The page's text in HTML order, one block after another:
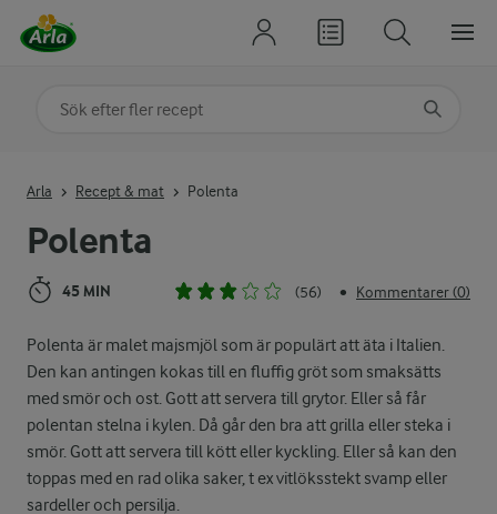
Polenta
45 MIN (56) • Kommentarer (0)
Polenta är malet majsmjöl som är populärt att äta i Italien.
Den kan antingen kokas till en fluffig gröt som smaksätts
med smör och ost. Gott att servera till grytor. Eller så får
polentan stelna i kylen. Då går den bra att grilla eller steka i
smör. Gott att servera till kött eller kyckling. Eller så kan den
toppas med en rad olika saker, t ex vitlöksstekt svamp eller
sardeller och persilja.
Arla Recept & mat Polenta
Sök på kategori eller ingrediens